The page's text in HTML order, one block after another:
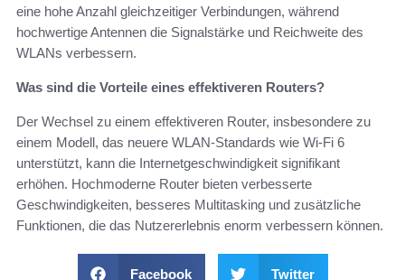
eine hohe Anzahl gleichzeitiger Verbindungen, während
hochwertige Antennen die Signalstärke und Reichweite des
WLANs verbessern.
Was sind die Vorteile eines effektiveren Routers?
Der Wechsel zu einem effektiveren Router, insbesondere zu
einem Modell, das neuere WLAN-Standards wie Wi-Fi 6
unterstützt, kann die Internetgeschwindigkeit signifikant
erhöhen. Hochmoderne Router bieten verbesserte
Geschwindigkeiten, besseres Multitasking und zusätzliche
Funktionen, die das Nutzererlebnis enorm verbessern können.
Facebook Twitter